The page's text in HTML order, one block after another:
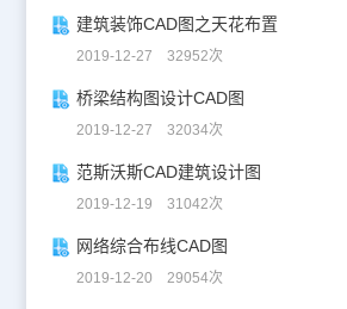
建筑装饰CAD图之天花布置
2019-12-27 32952次
桥梁结构图设计CAD图
2019-12-27 32034次
范斯沃斯CAD建筑设计图
2019-12-19 31042次
网络综合布线CAD图
2019-12-20 29054次